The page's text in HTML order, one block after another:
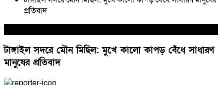
প্রতিবাদ
টাঙ্গাইল সদরে মৌন মিছিল: মুখে কালো কাপড় বেঁধে সাধারণ
মানুষের প্রতিবাদ